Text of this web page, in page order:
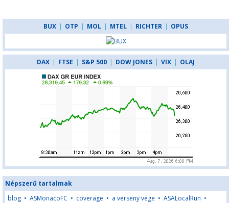
BUX | OTP | MOL | MTEL | RICHTER | OPUS
DAX | FTSE | S&P 500 | DOW JONES | VIX | OLAJ
Népszerű tartalmak
blog • ASMonacoFC • coverage • a verseny vege • ASALocalRun •